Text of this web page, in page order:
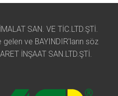
SAN. VE TİC.LTD.ŞTİ.
ve BAYINDIR'ların söz
İNŞAAT SAN.LTD.ŞTİ.